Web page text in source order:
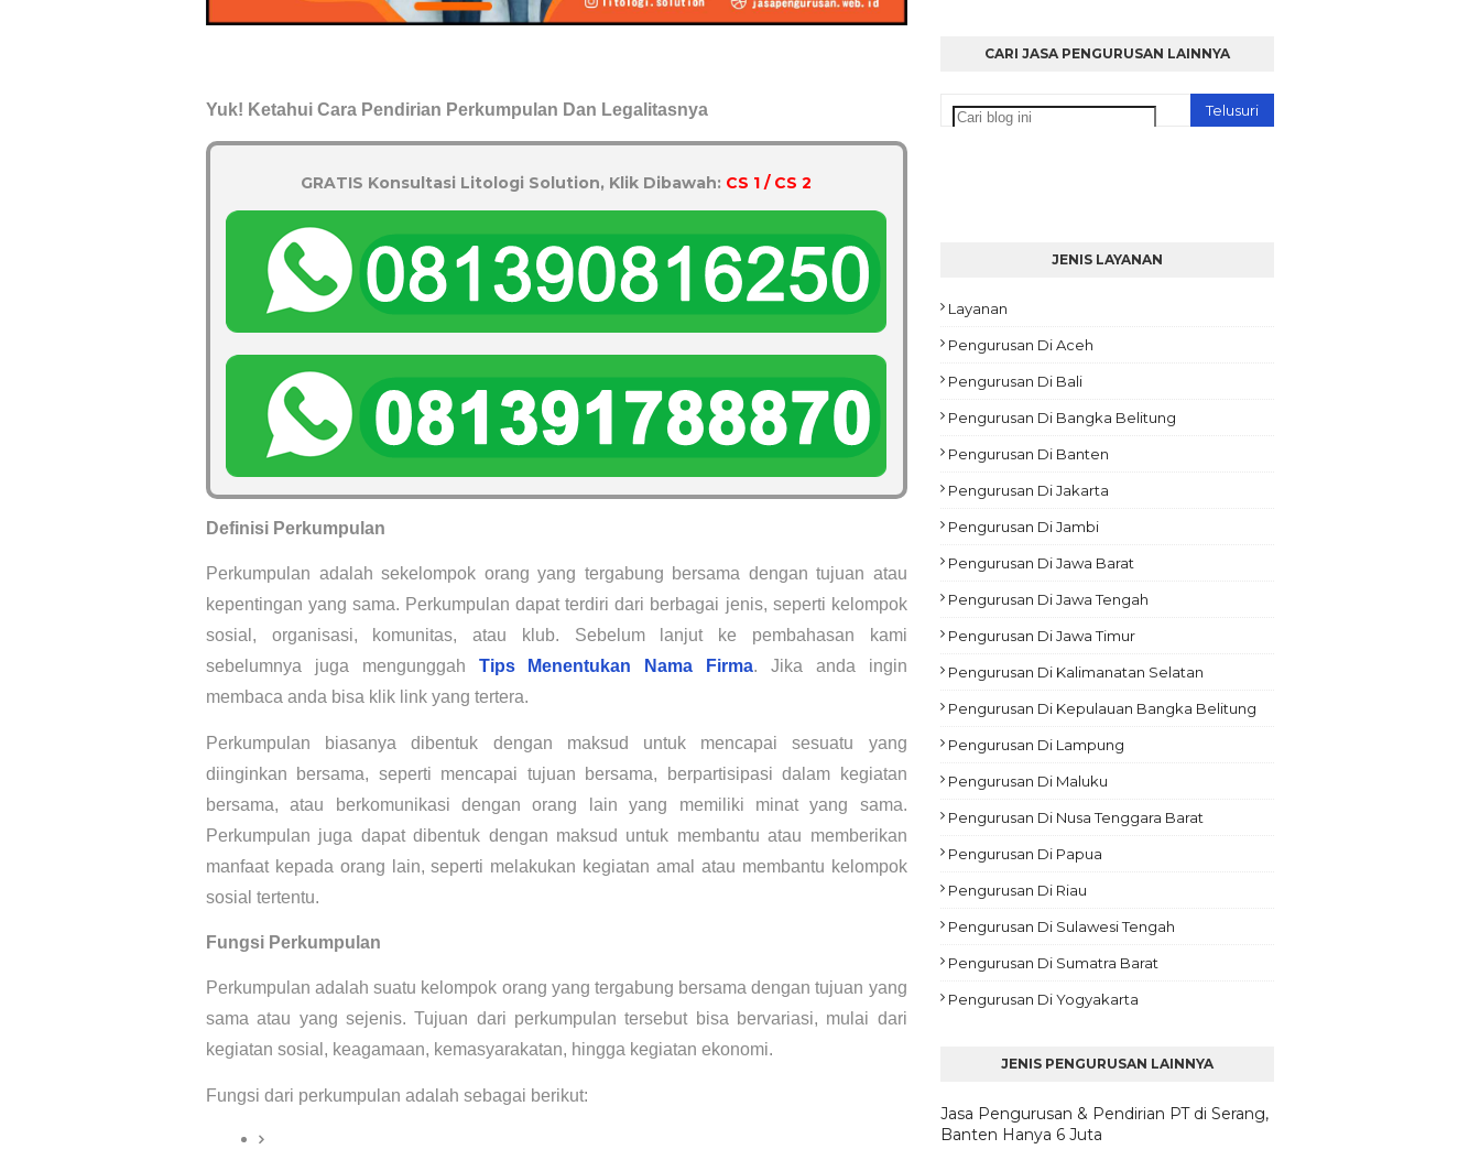
Yuk! Ketahui Cara Pendirian Perkumpulan Dan Legalitasnya
GRATIS Konsultasi Litologi Solution, Klik Dibawah: CS 1 / CS 2
Definisi Perkumpulan
Perkumpulan adalah sekelompok orang yang tergabung bersama dengan tujuan atau
kepentingan yang sama. Perkumpulan dapat terdiri dari berbagai jenis, seperti kelompok
sosial, organisasi, komunitas, atau klub. Sebelum lanjut ke pembahasan kami
sebelumnya juga mengunggah Tips Menentukan Nama Firma. Jika anda ingin
membaca anda bisa klik link yang tertera.
Perkumpulan biasanya dibentuk dengan maksud untuk mencapai sesuatu yang
diinginkan bersama, seperti mencapai tujuan bersama, berpartisipasi dalam kegiatan
bersama, atau berkomunikasi dengan orang lain yang memiliki minat yang sama.
Perkumpulan juga dapat dibentuk dengan maksud untuk membantu atau memberikan
manfaat kepada orang lain, seperti melakukan kegiatan amal atau membantu kelompok
sosial tertentu.
Fungsi Perkumpulan
Perkumpulan adalah suatu kelompok orang yang tergabung bersama dengan tujuan yang
sama atau yang sejenis. Tujuan dari perkumpulan tersebut bisa bervariasi, mulai dari
kegiatan sosial, keagamaan, kemasyarakatan, hingga kegiatan ekonomi.
Fungsi dari perkumpulan adalah sebagai berikut:
CARI JASA PENGURUSAN LAINNYA
JENIS LAYANAN
Layanan
Pengurusan Di Aceh
Pengurusan Di Bali
Pengurusan Di Bangka Belitung
Pengurusan Di Banten
Pengurusan Di Jakarta
Pengurusan Di Jambi
Pengurusan Di Jawa Barat
Pengurusan Di Jawa Tengah
Pengurusan Di Jawa Timur
Pengurusan Di Kalimanatan Selatan
Pengurusan Di Kepulauan Bangka Belitung
Pengurusan Di Lampung
Pengurusan Di Maluku
Pengurusan Di Nusa Tenggara Barat
Pengurusan Di Papua
Pengurusan Di Riau
Pengurusan Di Sulawesi Tengah
Pengurusan Di Sumatra Barat
Pengurusan Di Yogyakarta
JENIS PENGURUSAN LAINNYA
Jasa Pengurusan & Pendirian PT di Serang,
Banten Hanya 6 Juta